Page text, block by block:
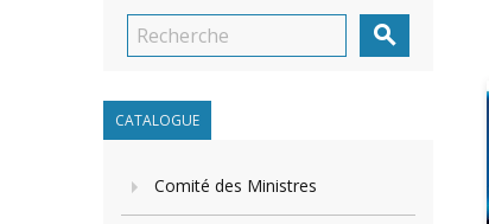

CATALOGUE
Comité des Ministres